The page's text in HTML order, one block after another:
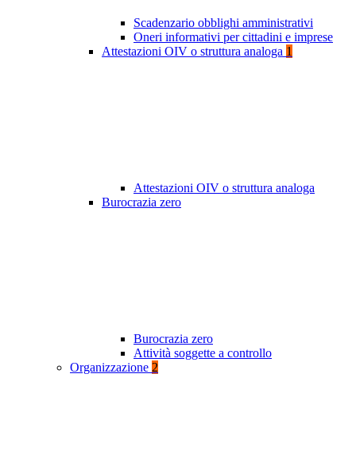
Scadenzario obblighi amministrativi
Oneri informativi per cittadini e imprese
Attestazioni OIV o struttura analoga 1
Attestazioni OIV o struttura analoga
Burocrazia zero
Burocrazia zero
Attività soggette a controllo
Organizzazione 2